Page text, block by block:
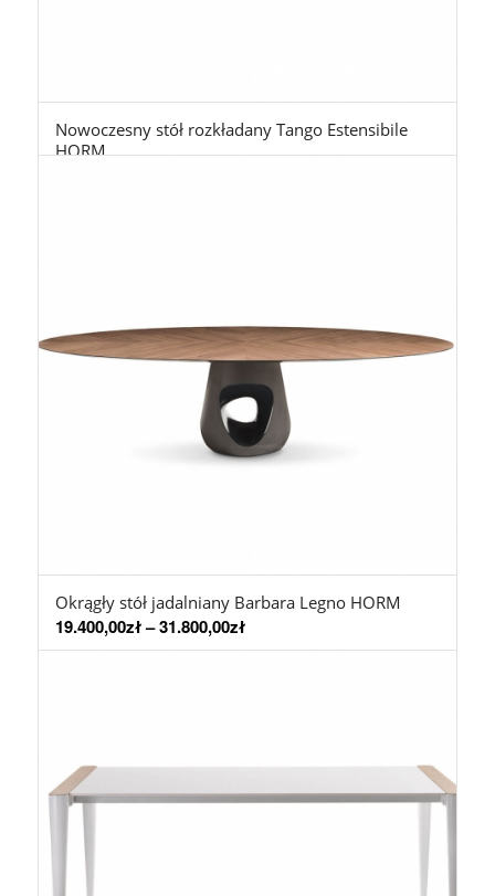
Nowoczesny stół rozkładany Tango Estensibile
HORM
Okrągły stół jadalniany Barbara Legno HORM
19.400,00zł–31.800,00zł